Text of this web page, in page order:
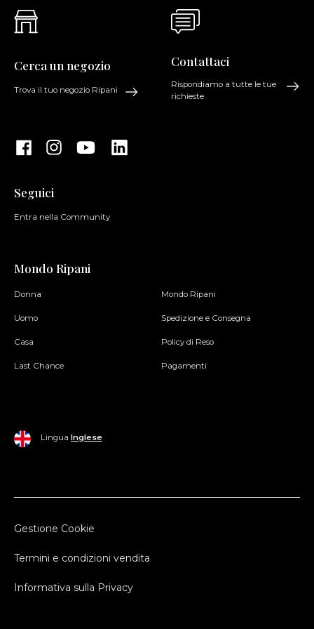
Cerca un negozio
Trova il tuo negozio Ripani
Seguici
Entra nella Community
Contattaci
Rispondiamo a tutte le tue
richieste
Mondo Ripani
Donna
Uomo
Casa
Last Chance
Mondo Ripani
Spedizione e Consegna
Policy di Reso
Pagamenti
Lingua Inglese
Gestione Cookie
Termini e condizioni vendita
Informativa sulla Privacy